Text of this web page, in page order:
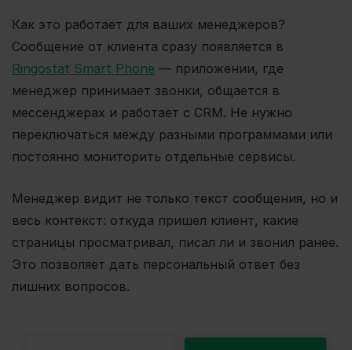
Как это работает для ваших менеджеров?
Сообщение от клиента сразу появляется в
Ringostat Smart Phone — приложении, где
менеджер принимает звонки, общается в
мессенджерах и работает с CRM. Не нужно
переключаться между разными программами или
постоянно мониторить отдельные сервисы.
Менеджер видит не только текст сообщения, но и
весь контекст: откуда пришел клиент, какие
страницы просматривал, писал ли и звонил ранее.
Это позволяет дать персональный ответ без
лишних вопросов.